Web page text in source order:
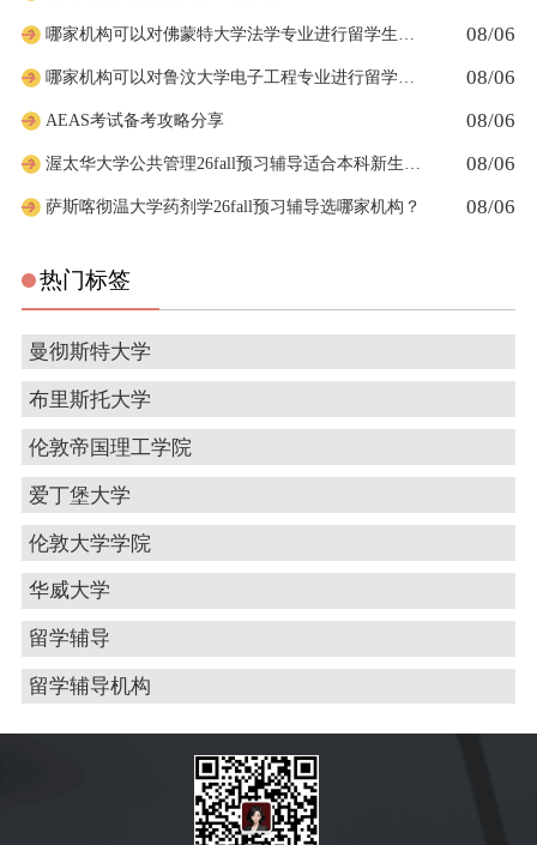
哪家机构可以对佛蒙特大学法学专业进行留学生申诉辅导？ 08/06
哪家机构可以对鲁汶大学电子工程专业进行留学生挂科辅导？ 08/06
AEAS考试备考攻略分享 08/06
08/06
萨斯喀彻温大学药剂学26fall预习辅导选哪家机构？ 08/06
热门标签
曼彻斯特大学
布里斯托大学
伦敦帝国理工学院
爱丁堡大学
伦敦大学学院
华威大学
留学辅导
留学辅导机构